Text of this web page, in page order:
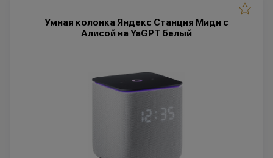
Умная колонка Яндекс Станция Миди с
Алисой на YaGPT белый